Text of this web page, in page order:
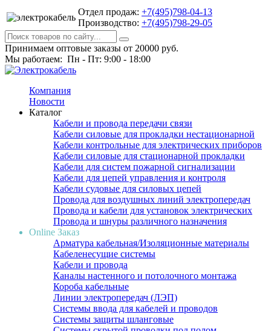
Отдел продаж: +7(495)798-04-13
Производство: +7(495)798-29-05
Принимаем оптовые заказы от 20000 руб.
Мы работаем: Пн - Пт: 9:00 - 18:00
Компания
Новости
Каталог
Кабели и провода передачи связи
Кабели силовые для прокладки нестационарной
Кабели контрольные для электрических приборов
Кабели силовые для стационарной прокладки
Кабели для систем пожарной сигнализации
Кабели для цепей управления и контроля
Кабели судовые для силовых цепей
Провода для воздушных линий электропередач
Провода и кабели для установок электрических
Провода и шнуры различного назначения
Online Заказ
Арматура кабельная/Изоляционные материалы
Кабеленесущие системы
Кабели и провода
Каналы настенного и потолочного монтажа
Короба кабельные
Линии электропередач (ЛЭП)
Системы ввода для кабелей и проводов
Системы защиты шланговые